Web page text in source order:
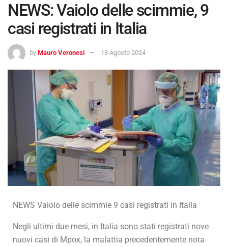
NEWS: Vaiolo delle scimmie, 9
casi registrati in Italia
by Mauro Veronesi 18 Agosto 2024
NEWS Vaiolo delle scimmie 9 casi registrati in Italia
Negli ultimi due mesi, in Italia sono stati registrati nove
nuovi casi di Mpox, la malattia precedentemente nota